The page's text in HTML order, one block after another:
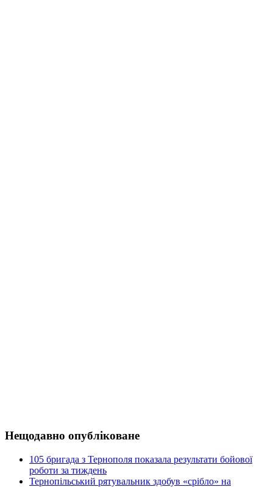
Нещодавно опубліковане
105 бригада з Тернополя показала результати бойової
роботи за тиждень
Тернопільський рятувальник здобув «срібло» на